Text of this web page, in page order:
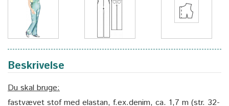
Beskrivelse
Du skal bruge:
fastvævet stof med elastan, f.ex.denim, ca. 1,7 m (str. 32-